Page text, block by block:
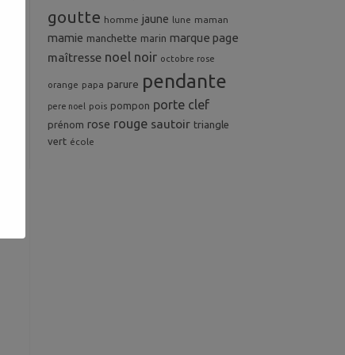
goutte homme jaune lune maman
mamie manchette marin marque page
maîtresse noel noir octobre rose
orange papa parure pendante
pere noel pois pompon porte clef
prénom rose rouge sautoir triangle
vert école